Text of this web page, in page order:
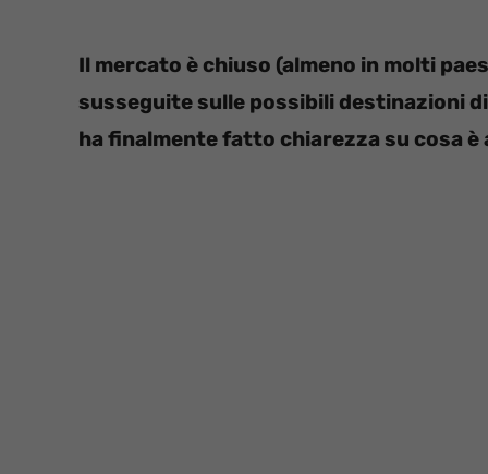
Il mercato è chiuso (almeno in molti
susseguite sulle possibili destinazioni
ha finalmente fatto chiarezza su cosa